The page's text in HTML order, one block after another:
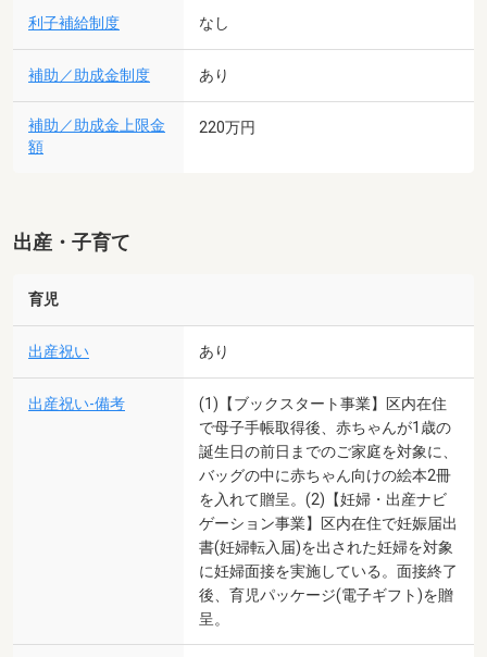
利子補給制度 なし
補助／助成金制度 あり
補助／助成金上限金
額
220万円
出産・子育て
育児
出産祝い あり
出産祝い-備考
(1)【ブックスタート事業】区内在住
で母子手帳取得後、赤ちゃんが1歳の
誕生日の前日までのご家庭を対象に、
バッグの中に赤ちゃん向けの絵本2冊
を入れて贈呈。(2)【妊婦・出産ナビ
ゲーション事業】区内在住で妊娠届出
書(妊婦転入届)を出された妊婦を対象
に妊婦面接を実施している。面接終了
後、育児パッケージ(電子ギフト)を贈
呈。